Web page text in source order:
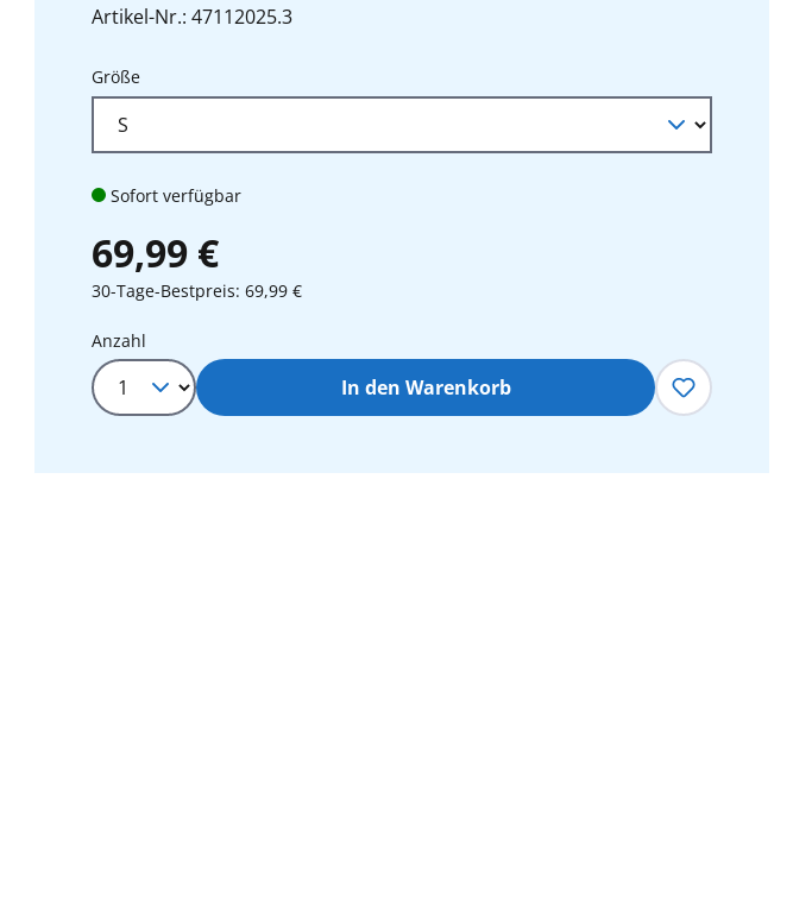
Artikel-Nr.: 47112025.3
Größeauswählen
Sofort verfügbar
69,99 €
30-Tage-Bestpreis: 69,99 €
Produkt Anzahl: Gib den gewünschten Wert ein
Anzahl
In den Warenkorb